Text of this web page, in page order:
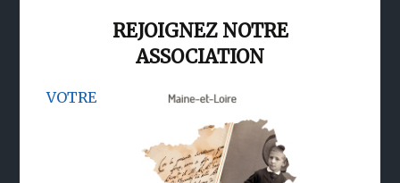
REJOIGNEZ NOTRE
ASSOCIATION
VOTRE